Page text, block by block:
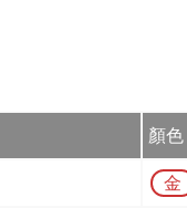
顏色
金